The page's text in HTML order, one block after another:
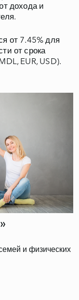
дохода и
от 7.45% для
от срока
EUR, USD).
и физических